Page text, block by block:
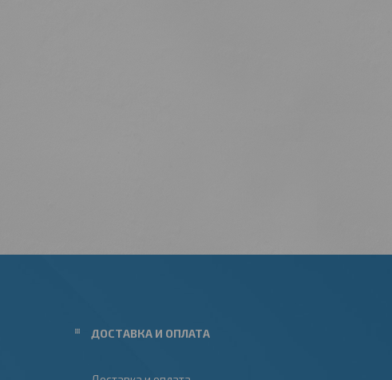
ДОСТАВКА И ОПЛАТА